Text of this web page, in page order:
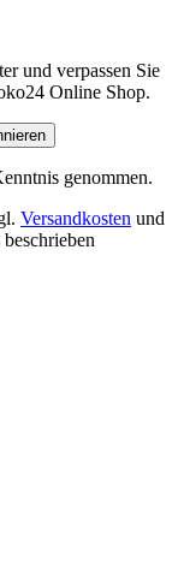
und verpassen Sie
Online Shop.
genommen.
Versandkosten und